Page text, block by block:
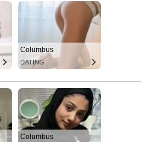
Columbus
DATING
Columbus